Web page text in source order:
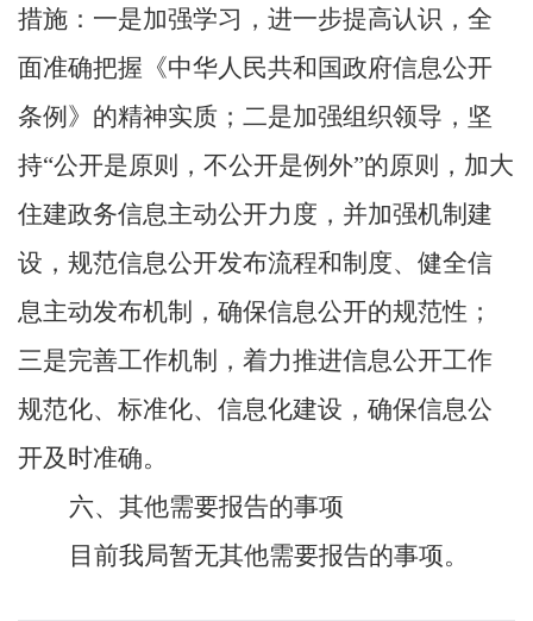
措施：一是加强学习，进一步提高认识，全
面准确把握《中华人民共和国政府信息公开
条例》的精神实质；二是加强组织领导，坚
持“公开是原则，不公开是例外”的原则，加大
住建政务信息主动公开力度，并加强机制建
设，规范信息公开发布流程和制度、健全信
息主动发布机制，确保信息公开的规范性；
三是完善工作机制，着力推进信息公开工作
规范化、标准化、信息化建设，确保信息公
开及时准确。
六、其他需要报告的事项
目前我局暂无其他需要报告的事项。